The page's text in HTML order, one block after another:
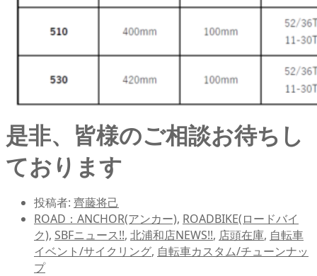
是非、皆様のご相談お待ちし
ております
投稿者: 齊藤将己
ROAD：ANCHOR(アンカー), ROADBIKE(ロードバイ
ク), SBFニュース!!, 北浦和店NEWS!!, 店頭在庫, 自転車
イベント/サイクリング, 自転車カスタム/チューンナッ
プ